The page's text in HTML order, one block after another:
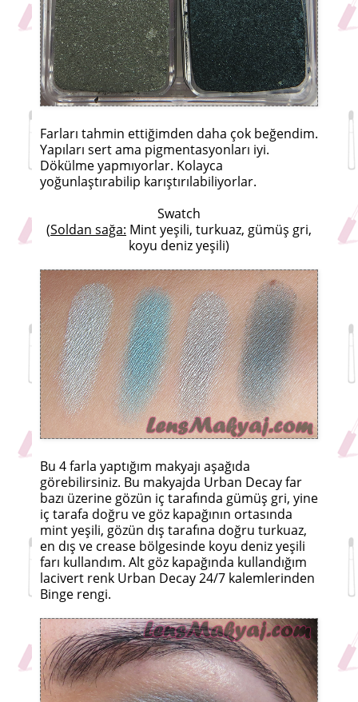
Farları tahmin ettiğimden daha çok beğendim.
Yapıları sert ama pigmentasyonları iyi.
Dökülme yapmıyorlar. Kolayca
yoğunlaştırabilip karıştırılabiliyorlar.
Swatch
(Soldan sağa: Mint yeşili, turkuaz, gümüş gri,
koyu deniz yeşili)
Bu 4 farla yaptığım makyajı aşağıda
görebilirsiniz. Bu makyajda Urban Decay far
bazı üzerine gözün iç tarafında gümüş gri, yine
iç tarafa doğru ve göz kapağının ortasında
mint yeşili, gözün dış tarafına doğru turkuaz,
en dış ve crease bölgesinde koyu deniz yeşili
farı kullandım. Alt göz kapağında kullandığım
lacivert renk Urban Decay 24/7 kalemlerinden
Binge rengi.